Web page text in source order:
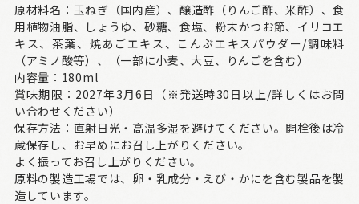
原材料名：玉ねぎ（国内産）、醸造酢（りんご酢、米酢）、食
用植物油脂、しょうゆ、砂糖、食塩、粉末かつお節、イリコエ
キス、茶葉、焼あごエキス、こんぶエキスパウダー/調味料
（アミノ酸等）、（一部に小麦、大豆、りんごを含む）
内容量：180ml
賞味期限：2027年3月6日（※発送時30日以上/詳しくはお問
い合わせください）
保存方法：直射日光・高温多湿を避けてください。開栓後は冷
蔵保存し、お早めにお召し上がりください。
よく振ってお召し上がりください。
原料の製造工場では、卵・乳成分・えび・かにを含む製品を製
造しています。